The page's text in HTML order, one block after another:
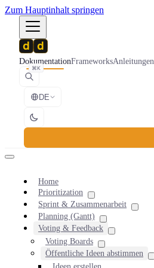
Zum Hauptinhalt springen
DokumentationFrameworksAnleitungen
⌘K
DE
Home
Prioritization
Sprint & Zusammenarbeit
Planning (Gantt)
Voting & Feedback
Voting Boards
Öffentliche Ideen abstimmen